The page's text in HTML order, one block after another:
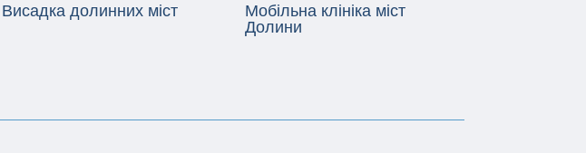
Висадка долинних міст
Мобільна клініка міст
Долини